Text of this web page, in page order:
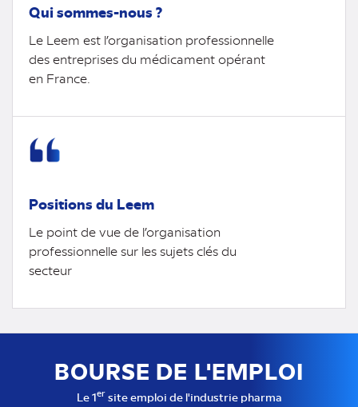
Qui sommes-nous ?
Le Leem est l’organisation professionnelle
des entreprises du médicament opérant
en France.
Positions du Leem
Le point de vue de l’organisation
professionnelle sur les sujets clés du
secteur
BOURSE DE L'EMPLOI
Le 1ersite emploi de l'industrie pharma